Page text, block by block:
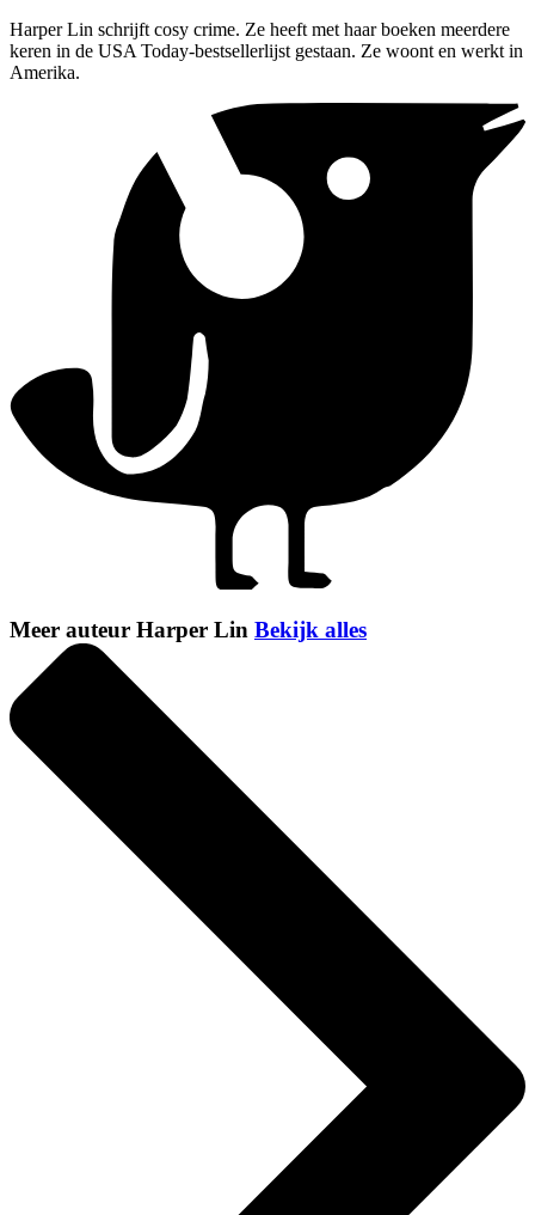
Harper Lin schrijft cosy crime. Ze heeft met haar boeken meerdere
keren in de USA Today-bestsellerlijst gestaan. Ze woont en werkt in
Amerika.
Meer auteur Harper Lin Bekijk alles